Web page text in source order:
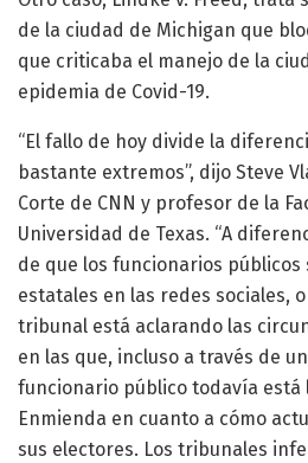
de la ciudad de Michigan que
que criticaba el manejo de la
epidemia de Covid-19.
“El fallo de hoy divide la
bastante extremos”, dijo Steve
Corte de CNN y profesor de la
Universidad de Texas. “A
de que los funcionarios
estatales en las redes sociales,
tribunal está aclarando las
en las que, incluso a través de
funcionario público todavía está
Enmienda en cuanto a cómo
sus electores. Los tribunales